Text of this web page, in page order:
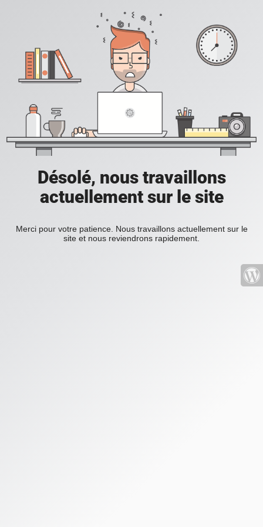
Désolé, nous travaillons
actuellement sur le site
Merci pour votre patience. Nous travaillons actuellement sur le
site et nous reviendrons rapidement.